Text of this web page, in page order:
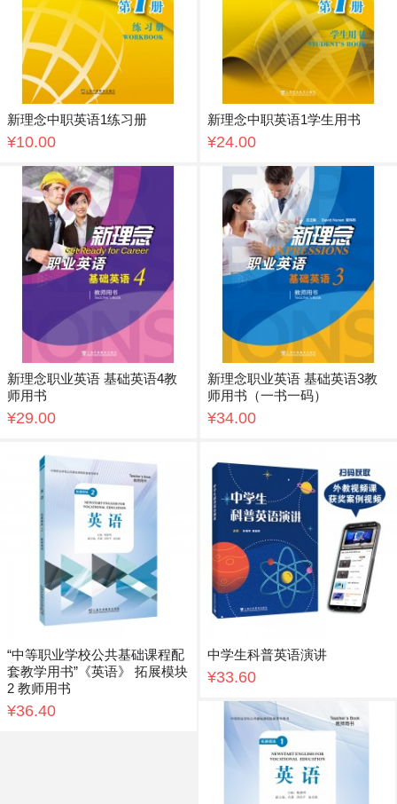
新理念中职英语1练习册
¥10.00
新理念中职英语1学生用书
¥24.00
新理念职业英语 基础英语4教
师用书
¥29.00
新理念职业英语 基础英语3教
师用书（一书一码）
¥34.00
“中等职业学校公共基础课程配
套教学用书”《英语》 拓展模块
2 教师用书
¥36.40
中学生科普英语演讲
¥33.60